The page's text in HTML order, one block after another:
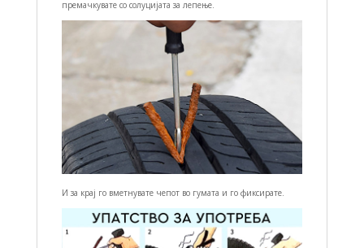
премачкувате со солуцијата за лепење.
И за крај го вметнувате чепот во гумата и го фиксирате.